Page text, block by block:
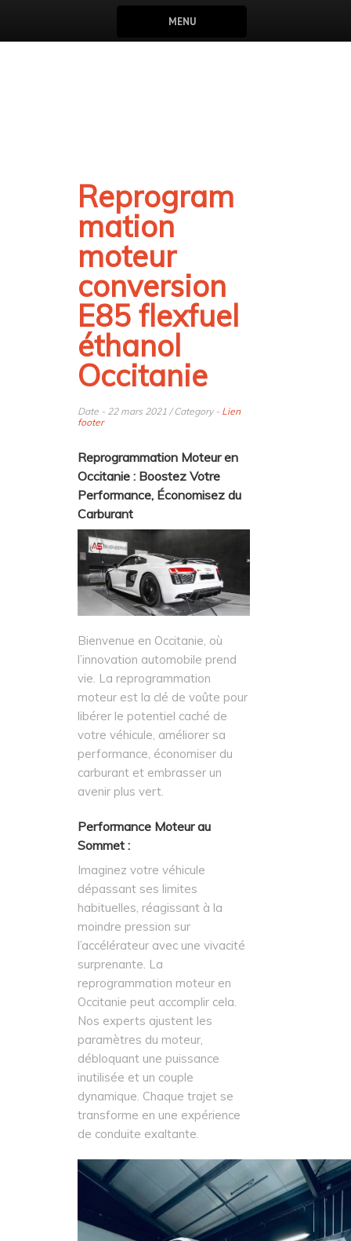
MENU
Reprogram
mation
moteur
conversion
E85 flexfuel
éthanol
Occitanie
Date - 22 mars 2021 / Category - Lien
footer
Reprogrammation Moteur en
Occitanie : Boostez Votre
Performance, Économisez du
Carburant
Bienvenue en Occitanie, où
l’innovation automobile prend
vie. La reprogrammation
moteur est la clé de voûte pour
libérer le potentiel caché de
votre véhicule, améliorer sa
performance, économiser du
carburant et embrasser un
avenir plus vert.
Performance Moteur au
Sommet :
Imaginez votre véhicule
dépassant ses limites
habituelles, réagissant à la
moindre pression sur
l’accélérateur avec une vivacité
surprenante. La
reprogrammation moteur en
Occitanie peut accomplir cela.
Nos experts ajustent les
paramètres du moteur,
débloquant une puissance
inutilisée et un couple
dynamique. Chaque trajet se
transforme en une expérience
de conduite exaltante.